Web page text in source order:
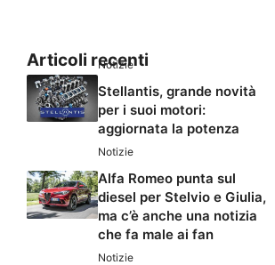
Articoli recenti
Notizie
Stellantis, grande novità
per i suoi motori:
aggiornata la potenza
Notizie
Alfa Romeo punta sul
diesel per Stelvio e Giulia,
ma c’è anche una notizia
che fa male ai fan
Notizie